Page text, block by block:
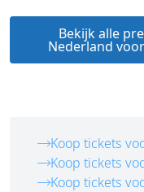
Bekijk alle
Nederland
Koop tickets
Koop tickets
Koop tickets